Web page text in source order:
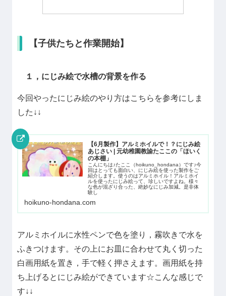
【子供たちと作業開始】
１，にじみ絵で水槽の背景を作る
今回やったにじみ絵のやり方はこちらを参考にしま
した↓↓
【6月製作】アルミホイルで！？にじみ絵
あじさい | 元幼稚園教諭たここの「ほいく
の本棚」
こんにちは♪たここ（hoikuno_hondana）です♪今
回はとっても面白い、にじみ絵を使った製作をご
紹介します。使うのはアルミホイル！アルミホイ
ルを使ったにじみ絵って、珍しいですよね。様々
な色が混ざり合った、絶妙なにじみ加減。是非体
験し
hoikuno-hondana.com
アルミホイルに水性ペンで色を塗り，霧吹きで水を
ふきつけます。その上にお皿に合わせて丸く切った
白画用紙を置き，手で軽く押さえます。画用紙を持
ち上げるとにじみ絵ができています☆こんな感じで
す↓↓